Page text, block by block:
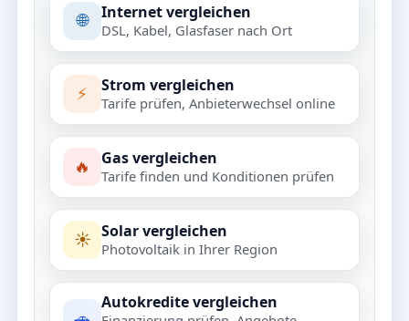
🌐 Internet vergleichen
DSL, Kabel, Glasfaser nach Ort
⚡ Strom vergleichen
Tarife prüfen, Anbieterwechsel online
🔥 Gas vergleichen
Tarife finden und Konditionen prüfen
☀️ Solar vergleichen
Photovoltaik in Ihrer Region
Autokredite vergleichen